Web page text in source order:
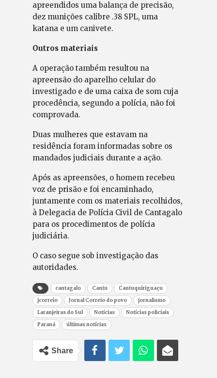
apreendidos uma balança de precisão,
dez munições calibre .38 SPL, uma
katana e um canivete.
Outros materiais
A operação também resultou na
apreensão do aparelho celular do
investigado e de uma caixa de som cuja
procedência, segundo a polícia, não foi
comprovada.
Duas mulheres que estavam na
residência foram informadas sobre os
mandados judiciais durante a ação.
Após as apreensões, o homem recebeu
voz de prisão e foi encaminhado,
juntamente com os materiais recolhidos,
à Delegacia de Polícia Civil de Cantagalo
para os procedimentos de polícia
judiciária.
O caso segue sob investigação das
autoridades.
cantagalo Cantu
Cantuquiriguaçu
jcorreio
Jornal Correio do povo
jornalismo
Laranjeiras do Sul
Notícias
Notícias policiais
Paraná
últimas notícias
Share